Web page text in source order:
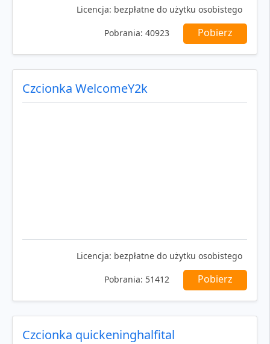
Licencja: bezpłatne do użytku osobistego
Pobrania: 40923 Pobierz
Czcionka WelcomeY2k
Licencja: bezpłatne do użytku osobistego
Pobrania: 51412 Pobierz
Czcionka quickeninghalfital